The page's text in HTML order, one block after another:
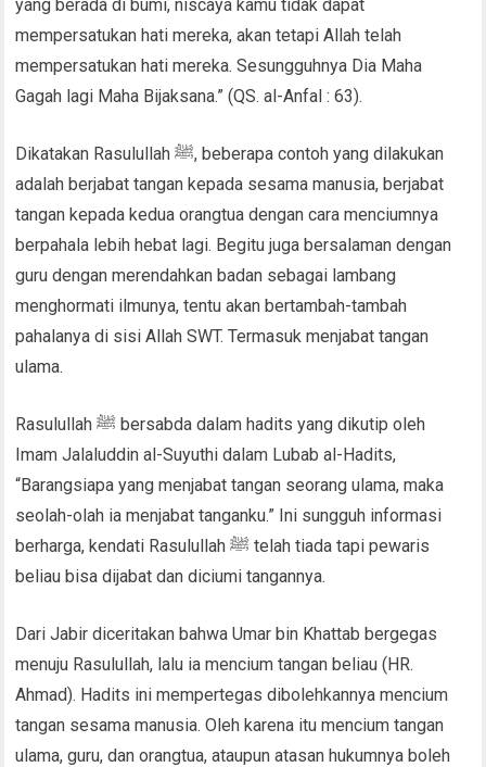
yang berada di bumi, niscaya kamu tidak dapat
mempersatukan hati mereka, akan tetapi Allah telah
mempersatukan hati mereka. Sesungguhnya Dia Maha
Gagah lagi Maha Bijaksana.” (QS. al-Anfal : 63).
Dikatakan Rasulullah ﷺ, beberapa contoh yang dilakukan
adalah berjabat tangan kepada sesama manusia, berjabat
tangan kepada kedua orangtua dengan cara menciumnya
berpahala lebih hebat lagi. Begitu juga bersalaman dengan
guru dengan merendahkan badan sebagai lambang
menghormati ilmunya, tentu akan bertambah-tambah
pahalanya di sisi Allah SWT. Termasuk menjabat tangan
ulama.
Rasulullah ﷺ bersabda dalam hadits yang dikutip oleh
Imam Jalaluddin al-Suyuthi dalam Lubab al-Hadits,
“Barangsiapa yang menjabat tangan seorang ulama, maka
seolah-olah ia menjabat tanganku.” Ini sungguh informasi
berharga, kendati Rasulullah ﷺ telah tiada tapi pewaris
beliau bisa dijabat dan diciumi tangannya.
Dari Jabir diceritakan bahwa Umar bin Khattab bergegas
menuju Rasulullah, lalu ia mencium tangan beliau (HR.
Ahmad). Hadits ini mempertegas dibolehkannya mencium
tangan sesama manusia. Oleh karena itu mencium tangan
ulama, guru, dan orangtua, ataupun atasan hukumnya boleh